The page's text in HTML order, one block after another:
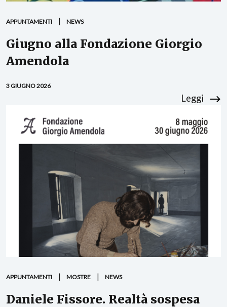
APPUNTAMENTI NEWS
Giugno alla Fondazione Giorgio
Amendola
3 GIUGNO 2026
Leggi
APPUNTAMENTI MOSTRE NEWS
Daniele Fissore. Realtà sospesa